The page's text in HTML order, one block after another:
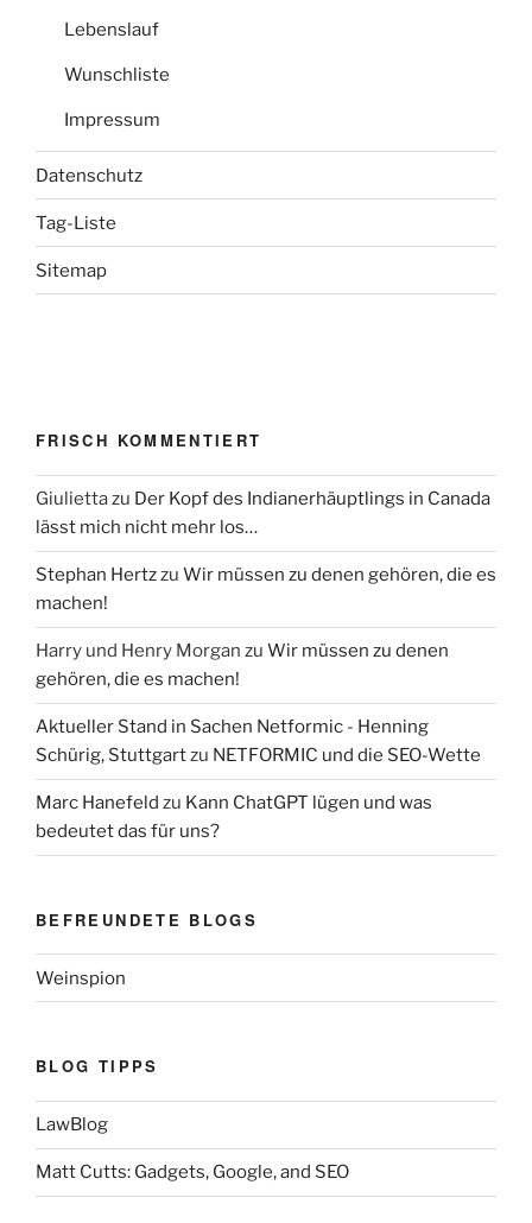
Lebenslauf
Wunschliste
Impressum
Datenschutz
Tag-Liste
Sitemap
FRISCH KOMMENTIERT
Giuliettazu Der Kopf des Indianerhäuptlings in Canada
lässt mich nicht mehr los…
Stephan Hertzzu Wir müssen zu denen gehören, die es
machen!
Harry und Henry Morgan zu Wir müssen zu denen
gehören, die es machen!
Aktueller Stand in Sachen Netformic - Henning
Schürig, Stuttgartzu NETFORMIC und die SEO-Wette
Marc Hanefeld zu Kann ChatGPT lügen und was
bedeutet das für uns?
BEFREUNDETE BLOGS
Weinspion
BLOG TIPPS
LawBlog
Matt Cutts: Gadgets, Google, and SEO